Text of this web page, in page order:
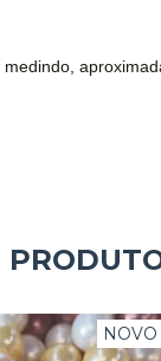
medindo,
NOVO